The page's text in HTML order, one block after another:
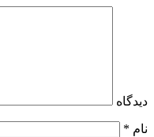
دیدگاه
نام *